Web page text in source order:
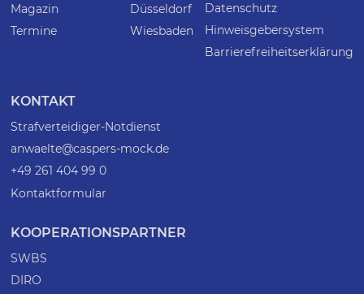
Magazin
Termine
Düsseldorf
Wiesbaden
Datenschutz
Hinweisgebersystem
Barrierefreiheitserklärung
KONTAKT
Strafverteidiger-Notdienst
anwaelte@caspers-mock.de
+49 261 404 99 0
Kontaktformular
KOOPERATIONSPARTNER
SWBS
DIRO